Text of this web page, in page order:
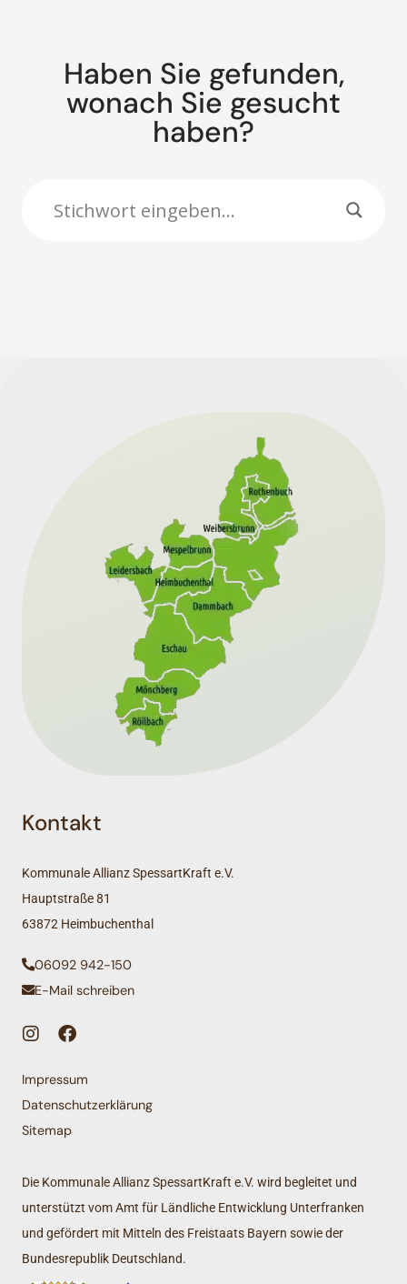
Haben Sie gefunden,
wonach Sie gesucht
haben?
Kontakt
Kommunale Allianz SpessartKraft e.V.
Hauptstraße 81
63872 Heimbuchenthal
06092 942-150
E-Mail schreiben
Impressum
Datenschutzerklärung
Sitemap
Die Kommunale Allianz SpessartKraft e.V. wird begleitet und
unterstützt vom Amt für Ländliche Entwicklung Unterfranken
und gefördert mit Mitteln des Freistaats Bayern sowie der
Bundesrepublik Deutschland.